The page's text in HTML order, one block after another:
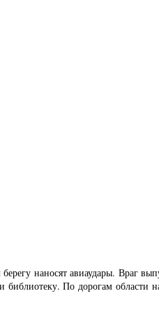
наносят авиаудары. Враг
По дорогам области